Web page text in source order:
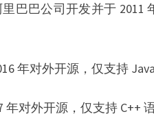
知
几
巴巴公司开发并于 2011
年对外开源，仅支持 Java
对外开源，仅支持 C++ 语